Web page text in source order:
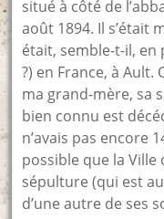
situé à côté de
août 1894. Il s’était
était, semble-t-il,
?) en France, à Ault.
ma grand-mère, sa
bien connu est
n’avais pas encore
possible que la
sépulture (qui est
d’une autre de ses